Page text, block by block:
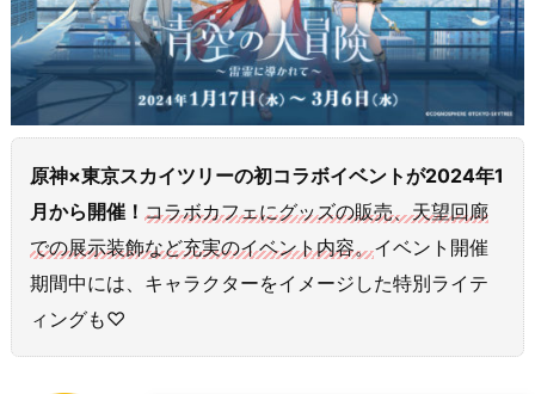
原神×東京スカイツリーの初コラボイベントが2024年1
月から開催！ コラボカフェにグッズの販売、天望回廊
での展示装飾など充実のイベント内容。イベント開催
期間中には、キャラクターをイメージした特別ライテ
ィングも♡